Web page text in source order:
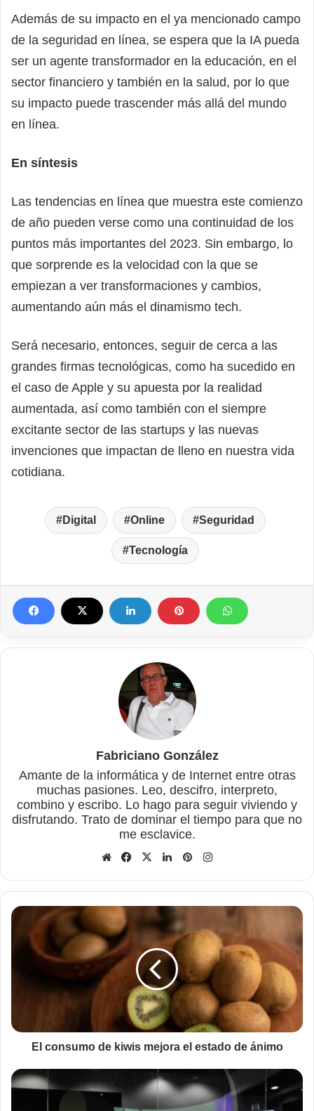
Además de su impacto en el ya mencionado campo
de la seguridad en línea, se espera que la IA pueda
ser un agente transformador en la educación, en el
sector financiero y también en la salud, por lo que
su impacto puede trascender más allá del mundo
en línea.
En síntesis
Las tendencias en línea que muestra este comienzo
de año pueden verse como una continuidad de los
puntos más importantes del 2023. Sin embargo, lo
que sorprende es la velocidad con la que se
empiezan a ver transformaciones y cambios,
aumentando aún más el dinamismo tech.
Será necesario, entonces, seguir de cerca a las
grandes firmas tecnológicas, como ha sucedido en
el caso de Apple y su apuesta por la realidad
aumentada, así como también con el siempre
excitante sector de las startups y las nuevas
invenciones que impactan de lleno en nuestra vida
cotidiana.
Digital Online Seguridad
Tecnología
Fabriciano González
Amante de la informática y de Internet entre otras
muchas pasiones. Leo, descifro, interpreto,
combino y escribo. Lo hago para seguir viviendo y
disfrutando. Trato de dominar el tiempo para que no
me esclavice.
Sitio
Facebook
X LinkedInPinterest
El
consumo
de
kiwis
ánimo
El consumo de kiwis mejora el estado de ánimo
Cómo
administrar